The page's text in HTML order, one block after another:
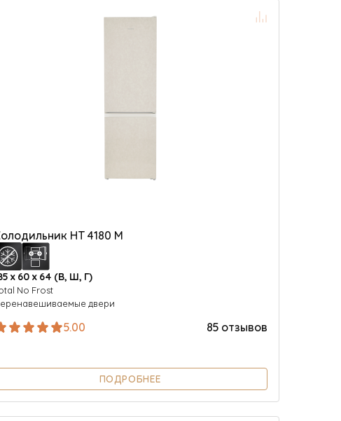
HT 4180 M
х 60 х 64 (В, Ш, Г)
No Frost
двери
5.00 85 отзывов
ПОДРОБНЕЕ